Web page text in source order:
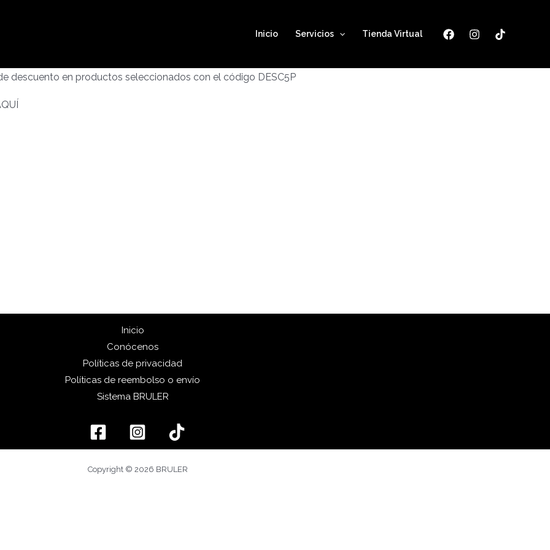
Inicio Servicios Tienda Virtual
descuento en productos seleccionados con el código DESC5P
Inicio
Conócenos
Políticas de privacidad
Políticas de reembolso o envío
Sistema BRULER
Copyright © 2026 BRULER